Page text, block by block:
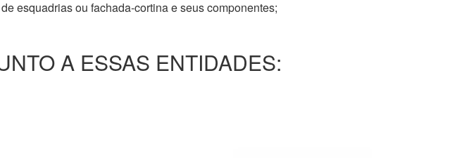
esquadrias ou fachada-cortina e seus componentes;
A ESSAS ENTIDADES: